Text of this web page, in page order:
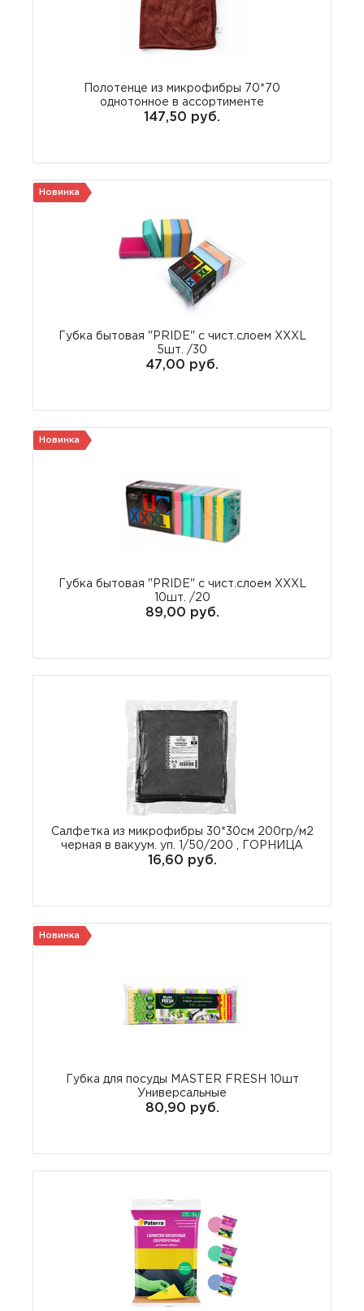
Полотенце из микрофибры 70*70
однотонное в ассортименте
147,50 руб.
Губка бытовая "PRIDE" с чист.слоем XXXL
5шт. /30
47,00 руб.
Новинка
Губка бытовая "PRIDE" с чист.слоем XXXL
10шт. /20
89,00 руб.
Новинка
Салфетка из микрофибры 30*30см 200гр/м2
черная в вакуум. уп. 1/50/200 , ГОРНИЦА
16,60 руб.
Губка для посуды MASTER FRESH 10шт
Универсальные
80,90 руб.
Новинка